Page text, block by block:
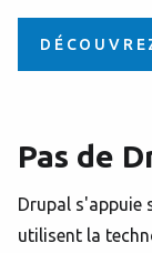
Pas de
Drupal s'appuie
utilisent la